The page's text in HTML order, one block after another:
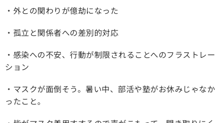
・外との関わりが億劫になった
・孤立と関係者への差別的対応
・感染への不安、行動が制限されることへのフラストレー
ション
・マスクが面倒そう。暑い中、部活や塾がお休みじゃなか
ったこと。